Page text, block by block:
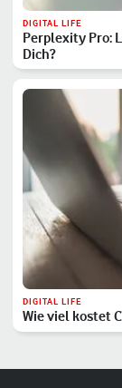
DIGITAL LIFE
Perplexity Pro:
Dich?
DIGITAL LIFE
Wie viel kostet